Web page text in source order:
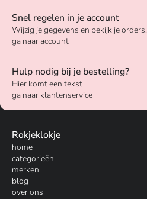
Snel regelen in je account
Wijzig je gegevens en bekijk je orders.
ga naar account
Hulp nodig bij je bestelling?
Hier komt een tekst
ga naar klantenservice
Rokjeklokje
home
categorieën
merken
blog
over ons